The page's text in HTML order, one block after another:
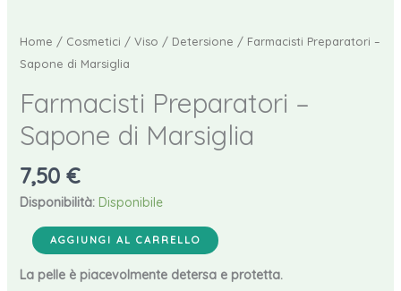
Home / Cosmetici / Viso / Detersione / Farmacisti Preparatori –
Sapone di Marsiglia
Farmacisti Preparatori –
Sapone di Marsiglia
7,50 €
Disponibilità: Disponibile
Farmacisti
Preparatori
-
AGGIUNGI AL CARRELLO
La pelle è piacevolmente detersa e protetta.